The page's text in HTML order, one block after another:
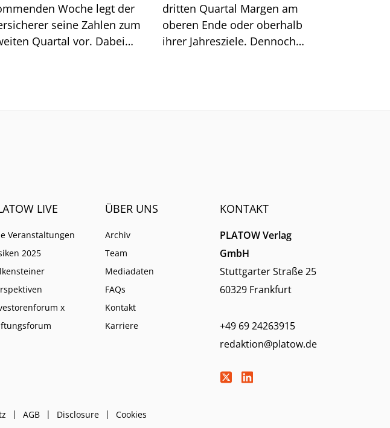
Woche legt der
seine Zahlen zum
Quartal vor. Dabei
dritten Quartal Margen am
oberen Ende oder oberhalb
ihrer Jahresziele. Dennoch
LIVE
Veranstaltungen
2025
x
ÜBER UNS
Archiv
Team
Mediadaten
FAQs
Kontakt
Karriere
KONTAKT
PLATOW Verlag
GmbH
Stuttgarter Straße 25
60329 Frankfurt
+49 69 24263915
redaktion@platow.de
AGB Disclosure Cookies